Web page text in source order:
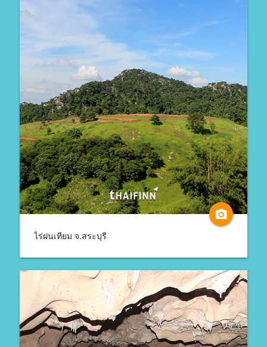
camera_alt
ไร่ฝนเทียม จ.สระบุรี